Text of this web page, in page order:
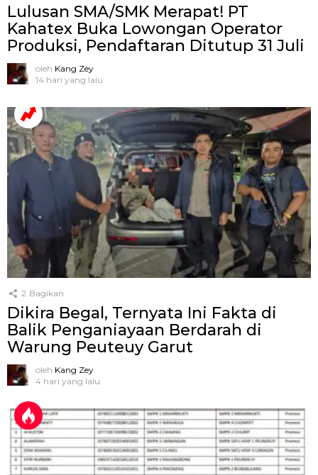
Lulusan SMA/SMK Merapat! PT
Kahatex Buka Lowongan Operator
Produksi, Pendaftaran Ditutup 31 Juli
oleh Kang Zey
14 hari yang lalu
2 Bagikan
Dikira Begal, Ternyata Ini Fakta di
Balik Penganiayaan Berdarah di
Warung Peuteuy Garut
oleh Kang Zey
4 hari yang lalu